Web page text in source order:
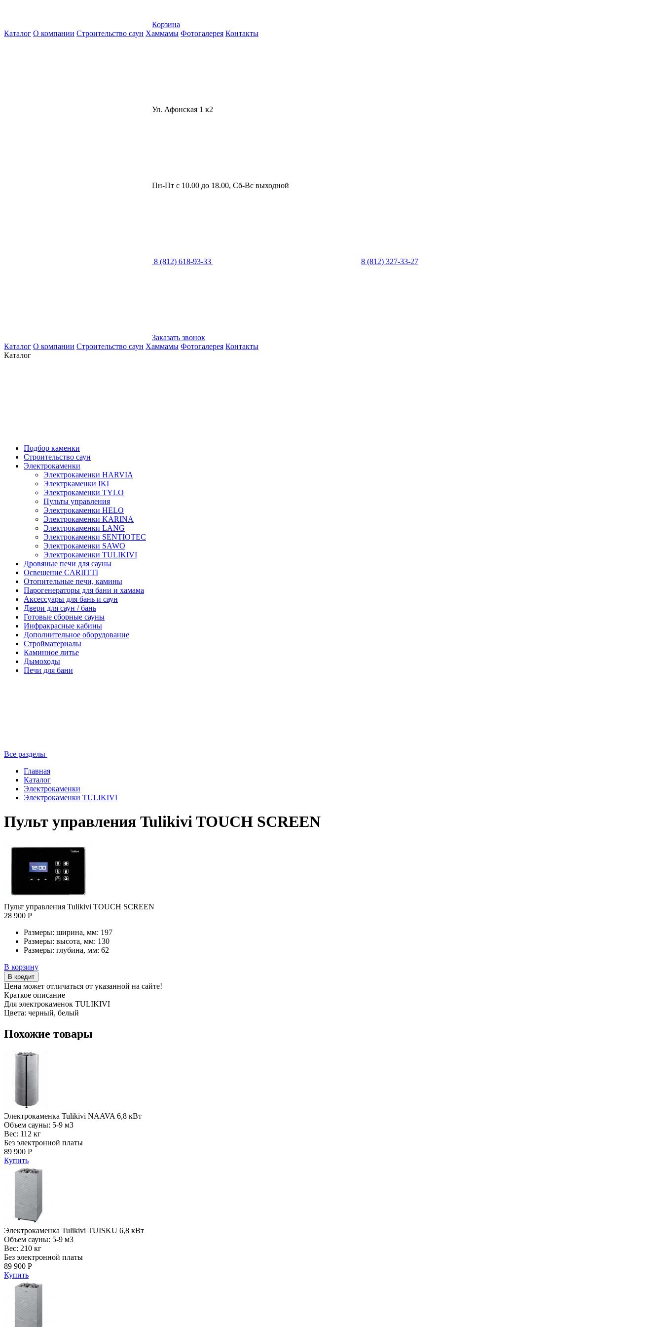
Корзина
Каталог О компании Строительство саун Хаммамы Фотогалерея Контакты
Ул. Афонская 1 к2
Пн-Пт с 10.00 до 18.00, Сб-Вс выходной
8 (812) 618-93-33 8 (812) 327-33-27
Заказать звонок
Каталог О компании Строительство саун Хаммамы Фотогалерея Контакты
Каталог
Подбор каменки
Строительство саун
Электрокаменки
Электрокаменки HARVIA
Электркаменки IKI
Электрокаменки TYLO
Пульты управления
Электрокаменки HELO
Электрокаменки KARINA
Электрокаменки LANG
Электрокаменки SENTIOTEC
Электрокаменки SAWO
Электрокаменки TULIKIVI
Дровяные печи для сауны
Освещение CARIITTI
Отопительные печи, камины
Парогенераторы для бани и хамама
Аксессуары для бань и саун
Двери для саун / бань
Готовые сборные сауны
Инфракрасные кабины
Дополнительное оборудование
Стройматериалы
Каминное литье
Дымоходы
Печи для бани
Все разделы
Главная
Каталог
Электрокаменки
Электрокаменки TULIKIVI
Пульт управления Tulikivi TOUCH SCREEN
Пульт управления Tulikivi TOUCH SCREEN
28 900 Р
Размеры: ширина, мм: 197
Размеры: высота, мм: 130
Размеры: глубина, мм: 62
В корзину
В кредит
Цена может отличаться от указанной на сайте!
Краткое описание
Для электрокаменок TULIKIVI
Цвета: черный, белый
Похожие товары
Электрокаменка Tulikivi NAAVA 6,8 кВт
Объем сауны: 5-9 м3
Вес: 112 кг
Без электронной платы
89 900 Р
Купить
Электрокаменка Tulikivi TUISKU 6,8 кВт
Объем сауны: 5-9 м3
Вес: 210 кг
Без электронной платы
89 900 Р
Купить